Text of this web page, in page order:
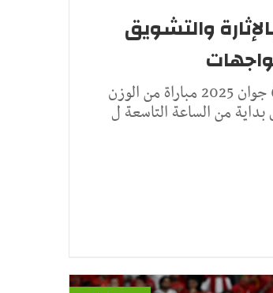
والتشويق
يخوض المنتخب التونسي يوم غد الجمعة 6 جوان 2025 مباراة من الوزن
من الساعة التاسعة ل